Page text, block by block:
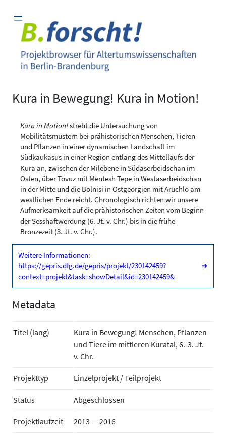
Inhalt
springen
Kura in Bewegung! Kura in Motion!
Kura in Motion!strebt die Untersuchung von
Mobilitätsmustern bei prähistorischen Menschen, Tieren
und Pflanzen in einer dynamischen Landschaft im
Südkaukasus in einer Region entlang des Mittellaufs der
Kura an, zwischen der Milebene in Südaserbeidschan im
Osten, über Tovuz mit Mentesh Tepe in Westaserbeidschan
in der Mitte und die Bolnisi in Ostgeorgien mit Aruchlo am
westlichen Ende reicht. Chronologisch richten wir unsere
Aufmerksamkeit auf die prähistorischen Zeiten vom Beginn
der Sesshaftwerdung (6. Jt. v. Chr.) bis in die frühe
Bronzezeit (3. Jt. v. Chr.).
Weitere Informationen:
https://gepris.dfg.de/gepris/projekt/230142459?
context=projekt&task=showDetail&id=230142459&
➜
Metadata
Titel (lang)
Kura in Bewegung! Menschen, Pflanzen
und Tiere im mittleren Kuratal, 6.-3. Jt.
v. Chr.
Projekttyp Einzelprojekt / Teilprojekt
Status Abgeschlossen
Projektlaufzeit 2013 — 2016